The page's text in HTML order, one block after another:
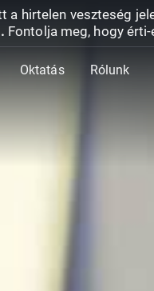
hirtelen veszteség
Fontolja meg, hogy
Oktatás Rólunk